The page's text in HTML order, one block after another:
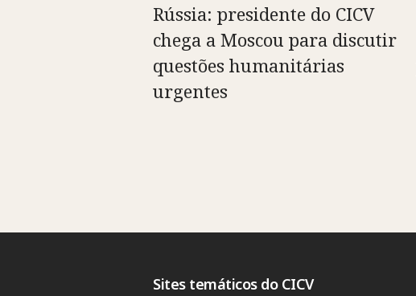
Rússia: presidente do CICV
chega a Moscou para discutir
questões humanitárias
urgentes
Sites temáticos do CICV